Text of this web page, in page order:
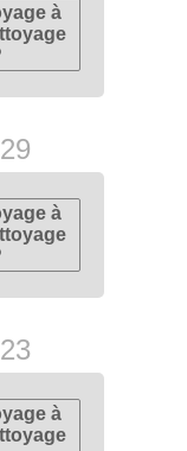
à
à
à